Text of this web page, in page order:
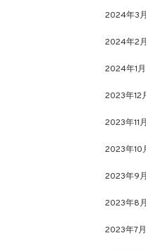
2024年3月
2024年2月
2024年1月
2023年12
2023年11月
2023年10
2023年9月
2023年8月
2023年7月